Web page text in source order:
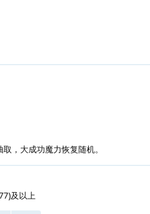
，大成功魔力恢复随机。
及以上